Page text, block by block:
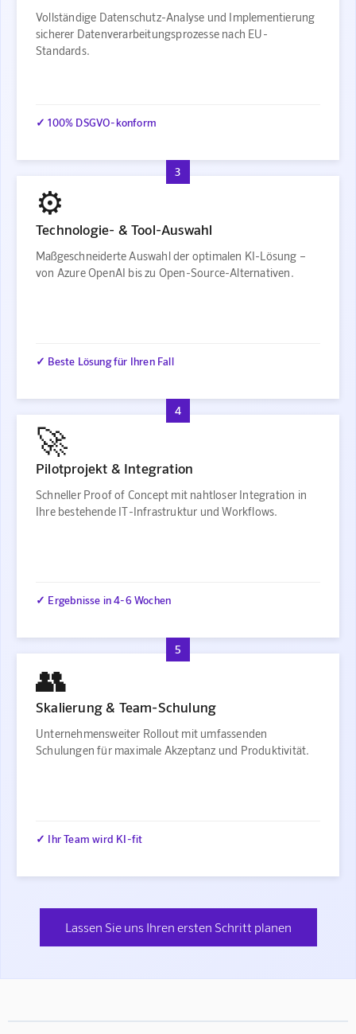
Vollständige Datenschutz-Analyse und Implementierung
sicherer Datenverarbeitungsprozesse nach EU-
Standards.
✓ 100% DSGVO-konform
3
⚙️
Technologie- & Tool-Auswahl
Maßgeschneiderte Auswahl der optimalen KI-Lösung –
von Azure OpenAI bis zu Open-Source-Alternativen.
✓ Beste Lösung für Ihren Fall
4
🚀
Pilotprojekt & Integration
Schneller Proof of Concept mit nahtloser Integration in
Ihre bestehende IT-Infrastruktur und Workflows.
✓ Ergebnisse in 4-6 Wochen
5
👥
Skalierung & Team-Schulung
Unternehmensweiter Rollout mit umfassenden
Schulungen für maximale Akzeptanz und Produktivität.
✓ Ihr Team wird KI-fit
Lassen Sie uns Ihren ersten Schritt planen